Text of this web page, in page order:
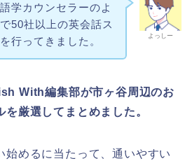
よっしー
学カウンセラーのよ
50社以上の英会話ス
行ってきました。
With編集部が市ヶ谷周辺のお
厳選してまとめました。
始めるに当たって、通いやすい